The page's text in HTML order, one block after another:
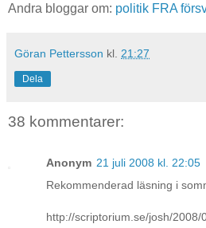
Andra bloggar om: politik FRA
Göran Pettersson kl. 21:27
Dela
38 kommentarer:
Anonym 21 juli 2008 kl. 22:05
Rekommenderad läsning i
http://scriptorium.se/josh/